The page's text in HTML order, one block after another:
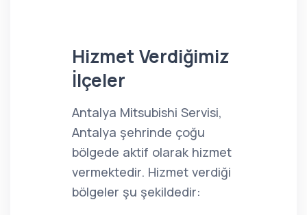
Hizmet Verdiğimiz
İlçeler
Antalya Mitsubishi Servisi,
Antalya şehrinde çoğu
bölgede aktif olarak hizmet
vermektedir. Hizmet verdiği
bölgeler şu şekildedir: